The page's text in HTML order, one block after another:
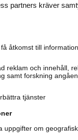
och platser.
adresser,
Marknadsför
Kom igång och
partners kräver
åtkomst till
reklam och innehåll,
samt forskning
tjänster
uppgifter om geografisk